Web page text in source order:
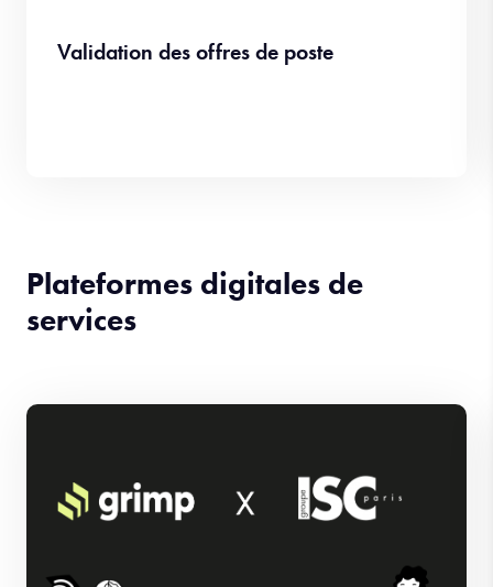
Validation des offres de poste
Plateformes digitales de
services